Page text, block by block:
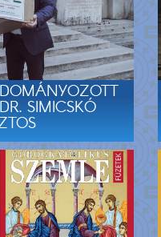
SIMICSKÓ